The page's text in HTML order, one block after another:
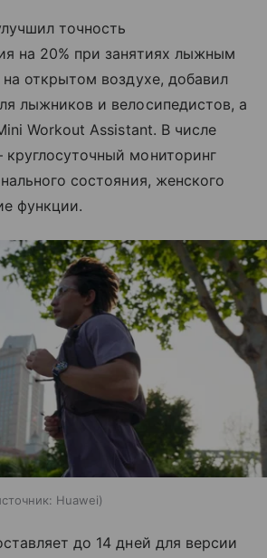
точность
на 20% при занятиях лыжным
открытом воздухе, добавил
лыжников и велосипедистов, а
Workout Assistant. В числе
мониторинг
состояния, женского
функции.
Huawei
до 14 дней для версии